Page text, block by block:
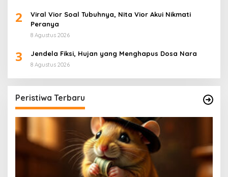
2
Viral Vior Soal Tubuhnya, Nita Vior Akui Nikmati
Peranya
8 Agustus 2026
3 Jendela Fiksi, Hujan yang Menghapus Dosa Nara
8 Agustus 2026
Peristiwa Terbaru